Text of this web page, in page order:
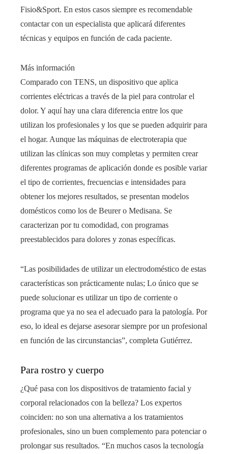
Fisio&Sport. En estos casos siempre es recomendable
contactar con un especialista que aplicará diferentes
técnicas y equipos en función de cada paciente.
Más información
Comparado con TENS, un dispositivo que aplica
corrientes eléctricas a través de la piel para controlar el
dolor. Y aquí hay una clara diferencia entre los que
utilizan los profesionales y los que se pueden adquirir para
el hogar. Aunque las máquinas de electroterapia que
utilizan las clínicas son muy completas y permiten crear
diferentes programas de aplicación donde es posible variar
el tipo de corrientes, frecuencias e intensidades para
obtener los mejores resultados, se presentan modelos
domésticos como los de Beurer o Medisana. Se
caracterizan por tu comodidad, con programas
preestablecidos para dolores y zonas específicas.
“Las posibilidades de utilizar un electrodoméstico de estas
características son prácticamente nulas; Lo único que se
puede solucionar es utilizar un tipo de corriente o
programa que ya no sea el adecuado para la patología. Por
eso, lo ideal es dejarse asesorar siempre por un profesional
en función de las circunstancias”, completa Gutiérrez.
Para rostro y cuerpo
¿Qué pasa con los dispositivos de tratamiento facial y
corporal relacionados con la belleza? Los expertos
coinciden: no son una alternativa a los tratamientos
profesionales, sino un buen complemento para potenciar o
prolongar sus resultados. “En muchos casos la tecnología